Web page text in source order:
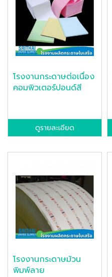
โรงงานกระดาษต่อเนื่อง
คอมพิวเตอร์ปอนด์สี
ดูรายละเอียด
โรงงานกระดาษม้วน
พิมพ์ลาย